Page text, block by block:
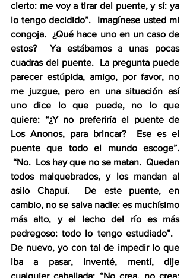
cierto: me voy a tirar del puente, y sí: ya
lo tengo decidido”.  Imagínese usted mi
congoja.  ¿Qué hace uno en un caso de
estos?  Ya estábamos a unas pocas
cuadras del puente.  La pregunta puede
parecer estúpida, amigo, por favor, no
me juzgue, pero en una situación así
uno dice lo que puede, no lo que
quiere: “¿Y no preferiría el puente de
Los Anonos, para brincar?  Ese es el
puente que todo el mundo escoge”.
“No.  Los hay que no se matan.  Quedan
todos malquebrados, y los mandan al
asilo Chapuí.  De este puente, en
cambio, no se salva nadie: es muchísimo
más alto, y el lecho del río es más
pedregoso: todo lo tengo estudiado”.
De nuevo, yo con tal de impedir lo que
iba a pasar, inventé, mentí, dije
cualquier caballada: “No crea, no crea: